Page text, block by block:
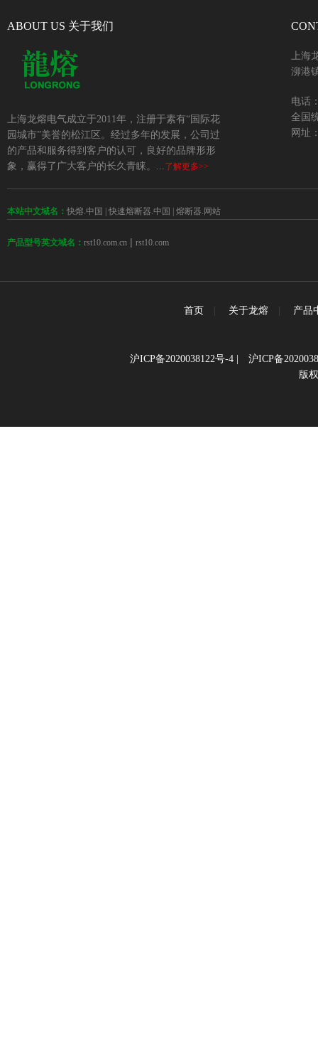
ABOUT US 关于我们
上海龙熔电气成立于2011年，注册于素有“国际花
园城市”美誉的松江区。经过多年的发展，公司过
的产品和服务得到客户的认可，良好的品牌形形
象，赢得了广大客户的长久青睐。...了解更多>>
上海
泖港
电话
全国
网址
本站中文域名： 快熔.中国 快速熔断器.中国 熔断器.网站
产品型号英文域名： rst10.com.cn | rst10.com
首页 关于龙熔 产品
沪ICP备2020038122号-4| 沪ICP备
版